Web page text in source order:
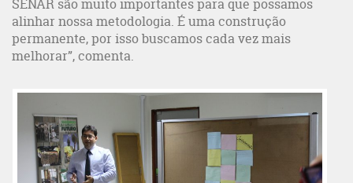
SENAR são muito importantes para que possamos
alinhar nossa metodologia. É uma construção
permanente, por isso buscamos cada vez mais
melhorar”, comenta.